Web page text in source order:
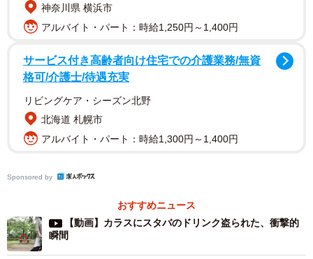
童心にかえって遊具で遊びはじめます――。 ※人生いちかパチかさんの
神奈川県 横浜市
アルバイト・パート：時給1,250円～1,400円
サービス付き高齢者向け住宅での介護業務/無資
格可/介護士/待遇充実
リビングケア・シーズン北野
北海道 札幌市
アルバイト・パート：時給1,300円～1,400円
Sponsored by
おすすめニュース
【動画】カラスにスタバのドリンク盗られた、衝撃的
瞬間